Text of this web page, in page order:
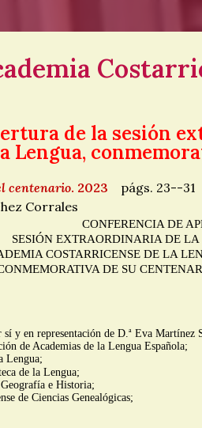
de la sesión
Lengua,
centenario. 2023 págs. 23--31
Corrales
CONFERENCIA DE
SESIÓN EXTRAORDINARIA DE LA
COSTARRICENSE DE LA
DE SU
y en representación de D.aEva Martínez
de Academias de la Lengua Española;
Lengua;
de la Lengua;
e Historia;
de Ciencias Genealógicas;